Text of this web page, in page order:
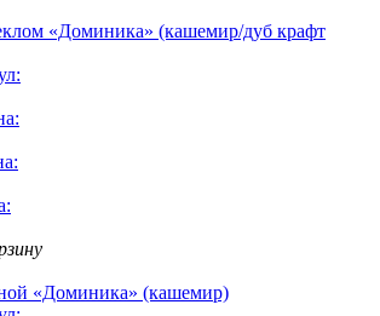
«Доминика» (кашемир/дуб крафт
«Доминика» (кашемир)